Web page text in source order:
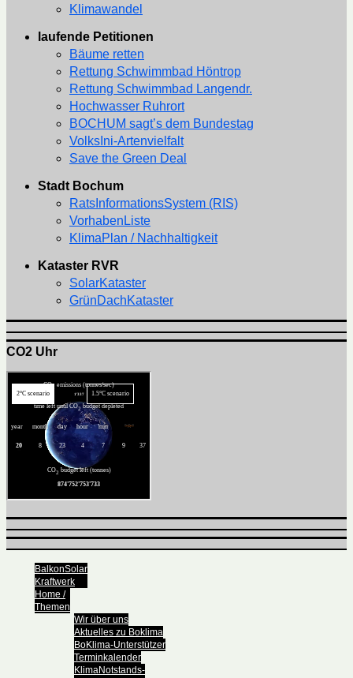
Klimawandel
laufende Petitionen
Bäume retten
Rettung Schwimmbad Höntrop
Rettung Schwimmbad Langendr.
Hochwasser Ruhrort
BOCHUM sagt’s dem Bundestag
VolksIni-Artenvielfalt
Save the Green Deal
Stadt Bochum
RatsInformationsSystem (RIS)
VorhabenListe
KlimaPlan / Nachhaltigkeit
Kataster RVR
SolarKataster
GrünDachKataster
CO2 Uhr
BalkonSolar
Kraftwerk
Home /
Themen
Wir über uns
Aktuelles zu Boklima
BoKlima-Unterstützer
Terminkalender
KlimaNotstands-